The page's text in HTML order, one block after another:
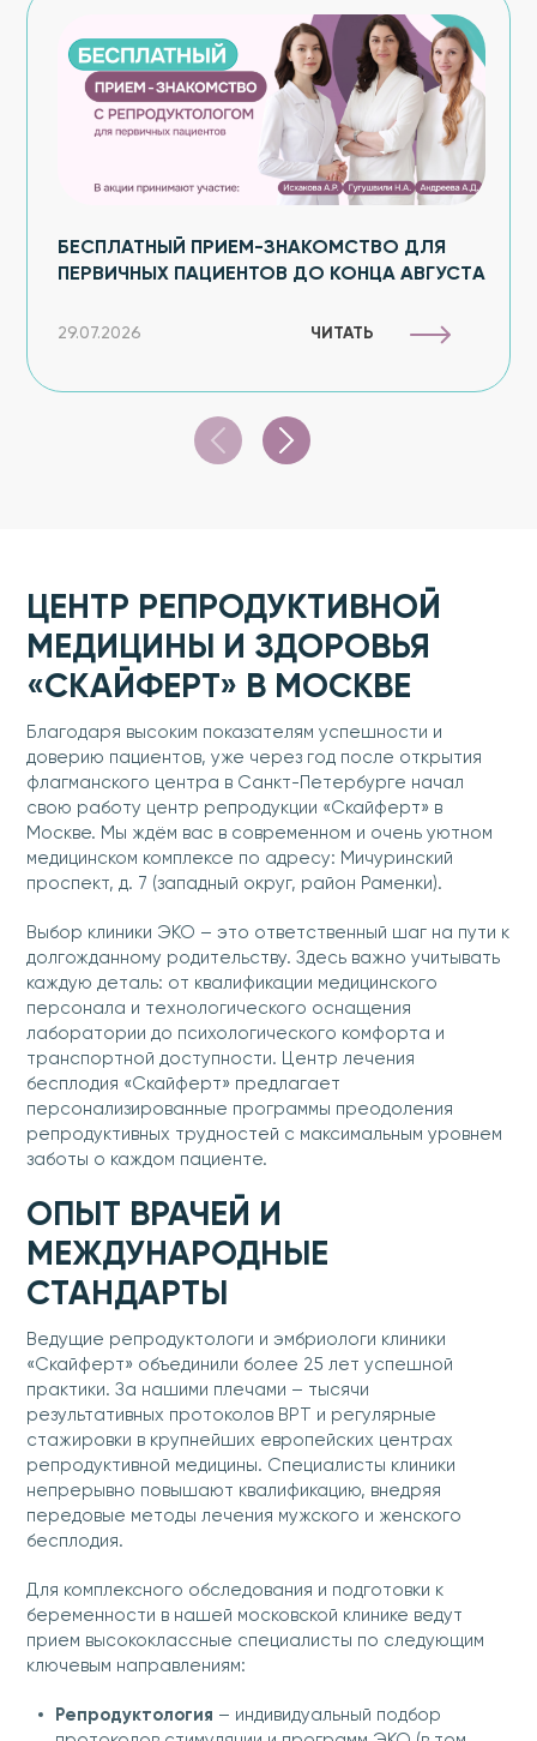
БЕСПЛАТНЫЙ ПРИЕМ-ЗНАКОМСТВО ДЛЯ
ПЕРВИЧНЫХ ПАЦИЕНТОВ ДО КОНЦА АВГУСТA
29.07.2026 ЧИТАТЬ
ЦЕНТР РЕПРОДУКТИВНОЙ
МЕДИЦИНЫ И ЗДОРОВЬЯ
«СКАЙФЕРТ» В МОСКВЕ
Благодаря высоким показателям успешности и
доверию пациентов, уже через год после открытия
флагманского центра в Санкт-Петербурге начал
свою работу центр репродукции «Скайферт» в
Москве. Мы ждём вас в современном и очень уютном
медицинском комплексе по адресу: Мичуринский
проспект, д. 7 (западный округ, район Раменки).
Выбор клиники ЭКО – это ответственный шаг на пути к
долгожданному родительству. Здесь важно учитывать
каждую деталь: от квалификации медицинского
персонала и технологического оснащения
лаборатории до психологического комфорта и
транспортной доступности. Центр лечения
бесплодия «Скайферт» предлагает
персонализированные программы преодоления
репродуктивных трудностей с максимальным уровнем
заботы о каждом пациенте.
ОПЫТ ВРАЧЕЙ И
МЕЖДУНАРОДНЫЕ
СТАНДАРТЫ
Ведущие репродуктологи и эмбриологи клиники
«Скайферт» объединили более 25 лет успешной
практики. За нашими плечами – тысячи
результативных протоколов ВРТ и регулярные
стажировки в крупнейших европейских центрах
репродуктивной медицины. Специалисты клиники
непрерывно повышают квалификацию, внедряя
передовые методы лечения мужского и женского
бесплодия.
Для комплексного обследования и подготовки к
беременности в нашей московской клинике ведут
прием высококлассные специалисты по следующим
ключевым направлениям:
Репродуктология – индивидуальный подбор